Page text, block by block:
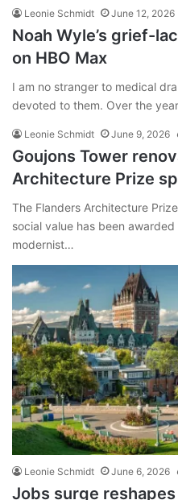
Leonie Schmidt June 12, 2026
Noah Wyle’s grief-
on HBO Max
I am no stranger to medical
devoted to them. Over the
Leonie Schmidt June 9, 2026
Goujons Tower
Architecture Prize
The Flanders Architecture
social value has been
modernist…
Leonie Schmidt June 6, 2026
Jobs surge